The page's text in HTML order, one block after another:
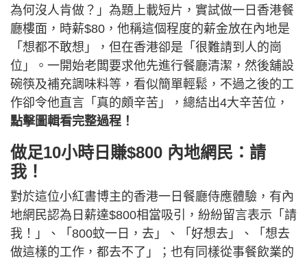
為何沒人肯做？」為題上載短片，實試做一日香港餐
廳樓面，時薪$80，他稱這個程度的薪金放在內地是
「想都不敢想」，但在香港卻是「很難請到人的崗
位」。一開始老闆要求他先進行餐廳清潔，然後舖設
碗筷及補充調味料等，看似簡單輕鬆，不過之後的工
作卻令他直言「真的頗辛苦」，總結出4大辛苦位，
點擊圖輯看完整過程！
做足10小時日賺$800 內地網民：請
我！
對於這位小紅書博主的香港一日餐廳侍應體驗，有內
地網民認為日薪達$800相當吸引，紛紛留言表示「請
我！」、「800蚊一日，去」、「好想去」、「想去
做這樣的工作，都去不了」；也有同樣從事餐飲業的